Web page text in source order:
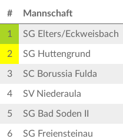
# Mannschaft
1 SG Elters/Eckweisbach
2 SG Huttengrund
3 SC Borussia Fulda
4 SV Niederaula
5 SG Bad Soden II
6 SG Freiensteinau